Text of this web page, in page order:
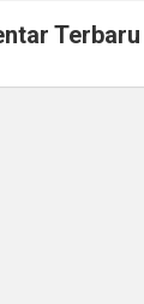
Terbaru